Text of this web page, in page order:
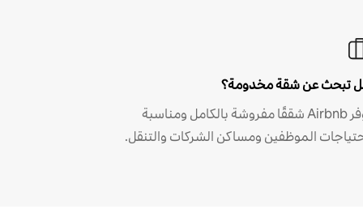
تبحث عن شقة مخدومة؟
توفر Airbnb شققًا مفروشة بالكامل ومناسبة
الموظفين ومساكن الشركات والتنقل.